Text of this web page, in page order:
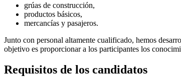
grúas de construcción,
productos básicos,
mercancías y pasajeros.
Junto con personal altamente cualificado, hemos
objetivo es proporcionar a los participantes los
Requisitos de los candidatos